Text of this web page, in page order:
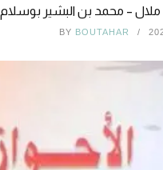
ملال – محمد بن البشير بوسلام
BY BOUTAHAR